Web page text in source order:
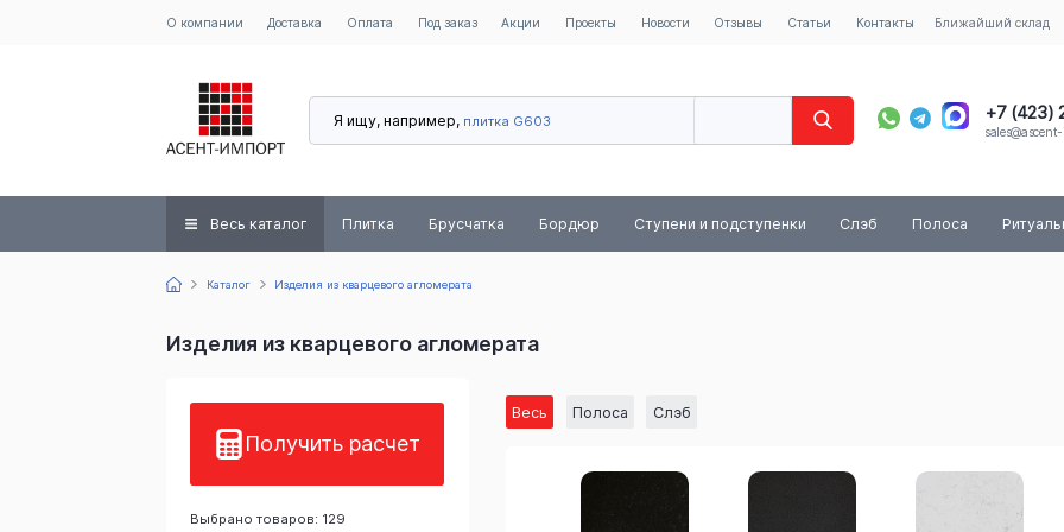
О компании Доставка Оплата Под заказ Акции Проекты Новости Отзывы Статьи Контакты Ближайший склад
Я ищу, например, плитка G603
+7 (423)
8 (800)
Весь каталог Плитка Брусчатка Бордюр Ступени и подступенки Слэб Полоса
Каталог Изделия из кварцевого агломерата
Изделия из кварцевого агломерата
Получить расчет
Выбрано товаров: 129
Весь Полоса Слэб